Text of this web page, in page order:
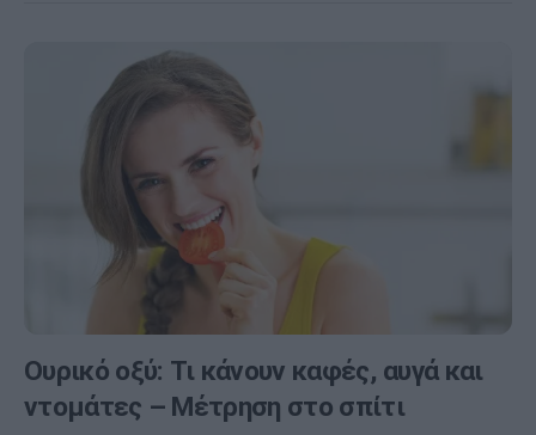
Ουρικό οξύ: Τι κάνουν καφές, αυγά και
ντομάτες – Μέτρηση στο σπίτι